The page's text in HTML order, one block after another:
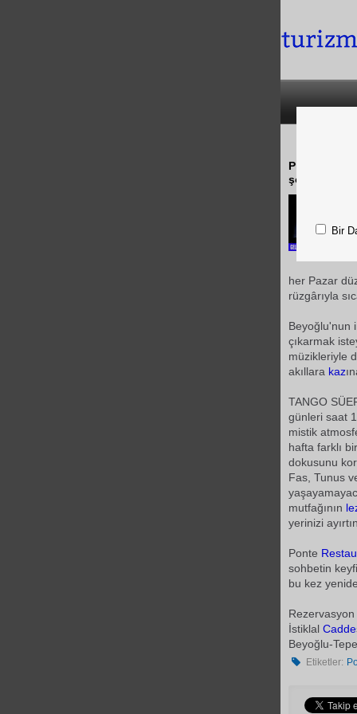
Pre-Club,
şovlarıyla
her Pazar
rüzgârıyla
Beyoğlu'nun
çıkarmak
müzikleriyle
akıllara kaz
TANGO
günleri saat
mistik
hafta farklı
dokusunu
Fas, Tunus
mutfağının
yerinizi
Ponte
sohbetin
bu kez
Rezervasyon
İstiklal Cadde
Beyoğlu-
Etiketler:
Bir